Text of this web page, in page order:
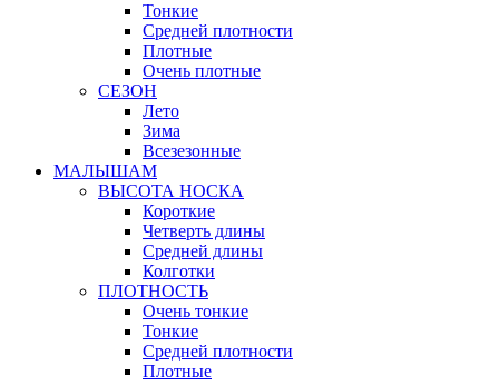
Тонкие
Средней плотности
Плотные
Очень плотные
СЕЗОН
Лето
Зима
Всезезонные
МАЛЫШАМ
ВЫСОТА НОСКА
Короткие
Четверть длины
Средней длины
Колготки
ПЛОТНОСТЬ
Очень тонкие
Тонкие
Средней плотности
Плотные